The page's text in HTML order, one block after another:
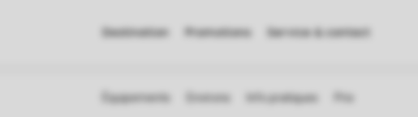
Destination Promotions Service & contact